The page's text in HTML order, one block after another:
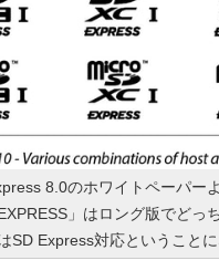
8.0のホワイトペーパー
」はロング版でどっ
SD Express対応ということ